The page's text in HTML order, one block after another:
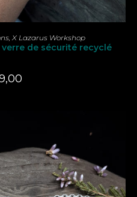
SUITE
X Lazarus Workshop
de sécurité recyclé